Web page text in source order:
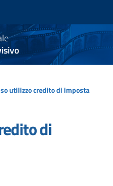
utilizzo credito di imposta
di